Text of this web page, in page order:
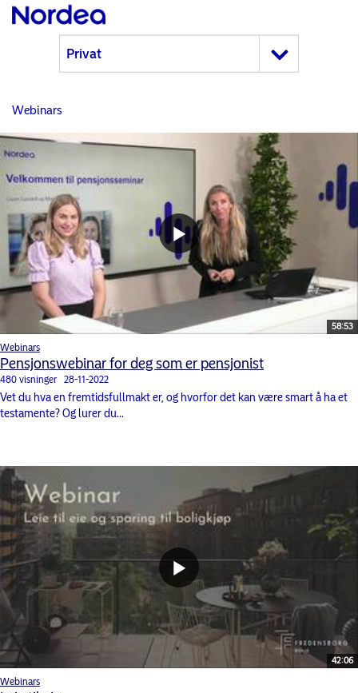
Webinars
58:53
Webinars
Pensjonswebinar for deg som er pensjonist
480 visninger 28-11-2022
Vet du hva en fremtidsfullmakt er, og hvorfor det kan være smart å ha et
testamente? Og lurer du...
42:06
Webinars